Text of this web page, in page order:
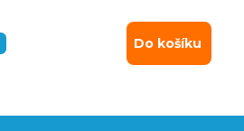
Do košíku